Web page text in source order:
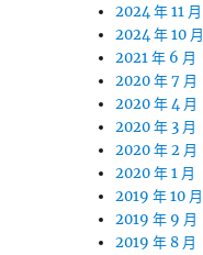
2024 年 11 月
2024 年 10 月
2021 年 6 月
2020 年 7 月
2020 年 4 月
2020 年 3 月
2020 年 2 月
2020 年 1 月
2019 年 10 月
2019 年 9 月
2019 年 8 月